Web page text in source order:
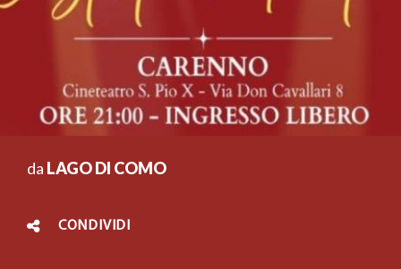
da LAGO DI COMO
CONDIVIDI